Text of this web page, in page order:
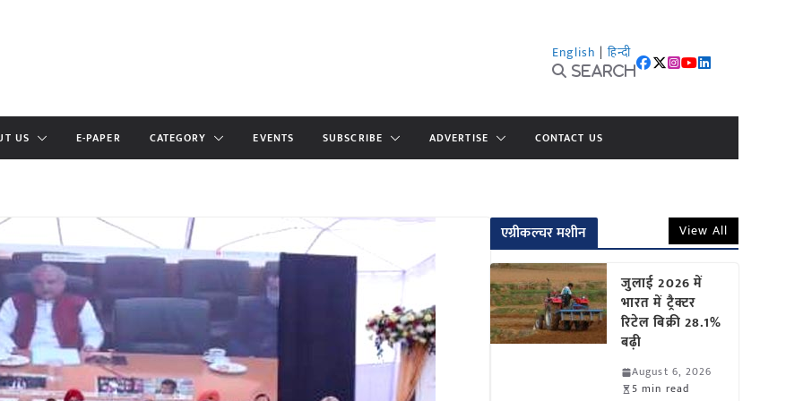
English | हिन्दी
Search
US E-PAPER CATEGORY EVENTS SUBSCRIBE ADVERTISE CONTACT US
एग्रीकल्चर मशीन View All
जुलाई 2026 में
भारत में ट्रैक्टर
रिटेल बिक्री 28.1%
बढ़ी
August 6, 2026
5 min read